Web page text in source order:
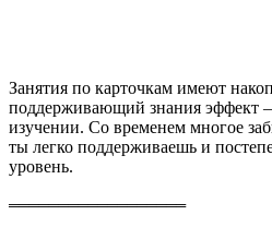
Занятия по карточкам имеют
поддерживающий знания эффект
изучении. Со временем многое
ты легко поддерживаешь и
уровень.
══════════════════